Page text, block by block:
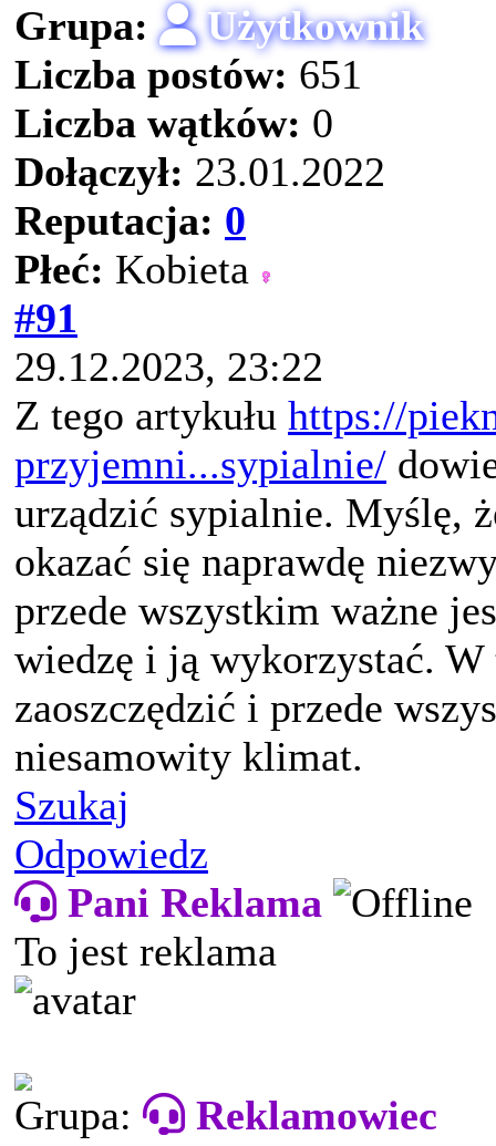
Grupa:
Użytkownik
Liczba postów: 651
Liczba wątków: 0
Dołączył: 23.01.2022
Reputacja: 0
Płeć: Kobieta
#91
29.12.2023, 23:22
Z tego artykułu https://
przyjemni...sypialnie/
urządzić sypialnie. Myślę,
okazać się naprawdę
przede wszystkim ważne
wiedzę i ją wykorzystać. W
zaoszczędzić i przede
niesamowity klimat.
Szukaj
Odpowiedz
Pani Reklama
To jest reklama
Grupa:
Reklamowiec